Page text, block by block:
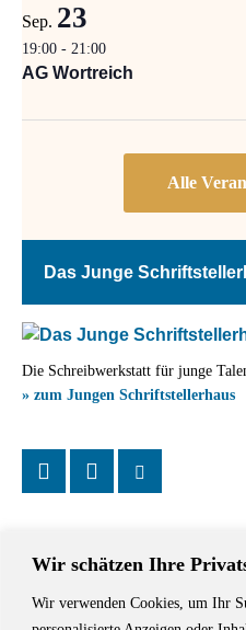
Wir schätzen Ihre
Wir verwenden Cookies, um Ihr
Sep. 23
19:00 - 21:00
AG Wortreich
Das Junge
Die Schreibwerkstatt für junge
» zum Jungen Schriftstellerhaus
Das Schriftstellerhaus ist ein